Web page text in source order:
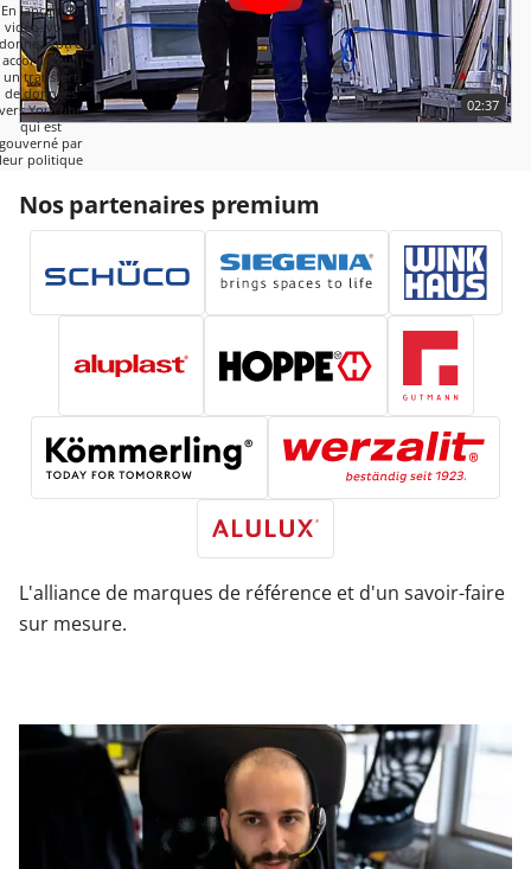
En lançant la
vidéo, vous
donnez votre
accord pour
un transfert
de données
YouTube
qui est
par
politique
Plus
LA VIDÉO
02:37
Nos partenaires premium
L'alliance de marques de référence et d'un savoir-faire
sur mesure.